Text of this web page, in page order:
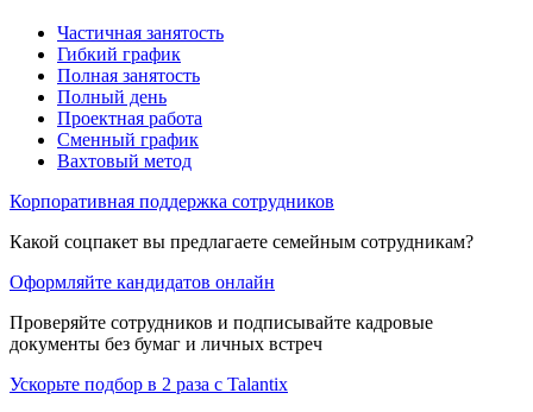
Частичная занятость
Гибкий график
Полная занятость
Полный день
Проектная работа
Сменный график
Вахтовый метод
Корпоративная поддержка сотрудников
Какой соцпакет вы предлагаете семейным сотрудникам?
Оформляйте кандидатов онлайн
Проверяйте сотрудников и подписывайте кадровые
документы без бумаг и личных встреч
Ускорьте подбор в 2 раза с Talantix